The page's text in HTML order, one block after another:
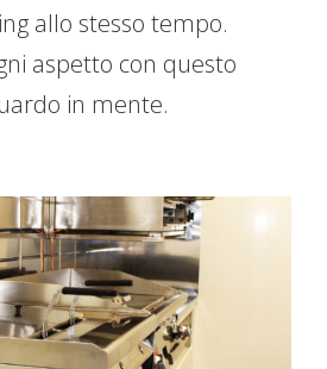
allo stesso tempo.
aspetto con questo
in mente.